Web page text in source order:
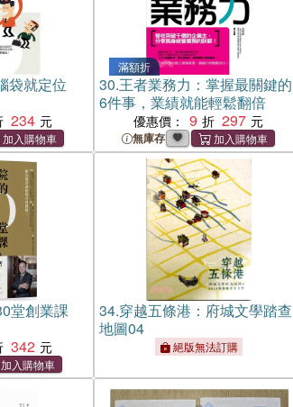
袋就定位
234
滿額折
30.王者業務力：掌握最關鍵的
6件事，業績就能輕鬆翻倍
優惠價： 9 297
無庫存
堂創業課
342
34.穿越五條港：府城文學踏查
地圖04
絕版無法訂購